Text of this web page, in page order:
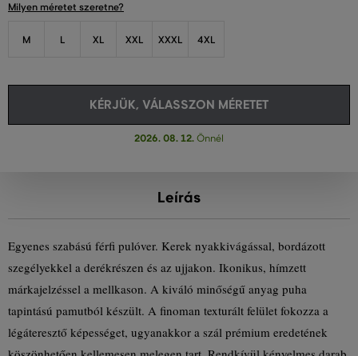
Milyen méretet szeretne?
M L XL XXL XXXL 4XL
KÉRJÜK, VÁLASSZON MÉRETET
2026. 08. 12. Önnél
Leírás
Egyenes szabású férfi pulóver. Kerek nyakkivágással, bordázott
szegélyekkel a derékrészen és az ujjakon. Ikonikus, hímzett
márkajelzéssel a mellkason. A kiváló minőségű anyag puha
tapintású pamutból készült. A finoman texturált felület fokozza a
légáteresztő képességet, ugyanakkor a szál prémium eredetének